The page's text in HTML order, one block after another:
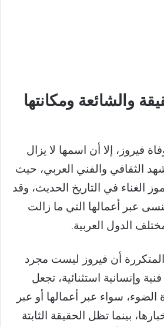
والشائعة ومكانتها
فيروز، إلا أن اسمها لا يزال
الثقافي والفني العربي، حيث
الغناء في التاريخ الحديث، وقد
عبر أعمالها التي ما زالت
الدول العربية.
أن فيروز ليست مجرد
وإنسانية استثنائية، تجعل
الضوء، سواء عبر أعمالها أو عبر
بينما تظل الحقيقة الثابتة